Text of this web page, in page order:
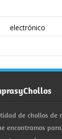
de chollos
encontramos